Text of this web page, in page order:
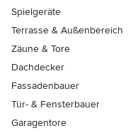
Spielgeräte
Terrasse & Außenbereich
Zäune & Tore
Dachdecker
Fassadenbauer
Tür- & Fensterbauer
Garagentore